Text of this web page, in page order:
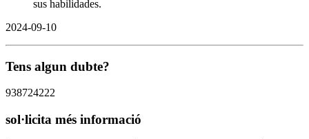
sus habilidades.
2024-09-10
Tens algun dubte?
938724222
sol·licita més informació